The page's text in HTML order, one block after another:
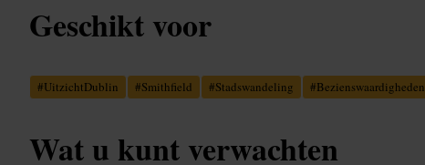
Geschikt voor
#UitzichtDublin #Smithfield #Stadswandeling #Bezienswaardigheden
Wat u kunt verwachten